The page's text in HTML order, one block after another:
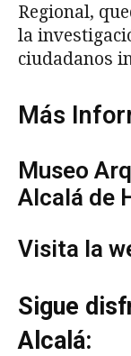
Regional,
la
ciudadanos
Más
Museo
Alcalá de
Visita la
Sigue
Alcalá: